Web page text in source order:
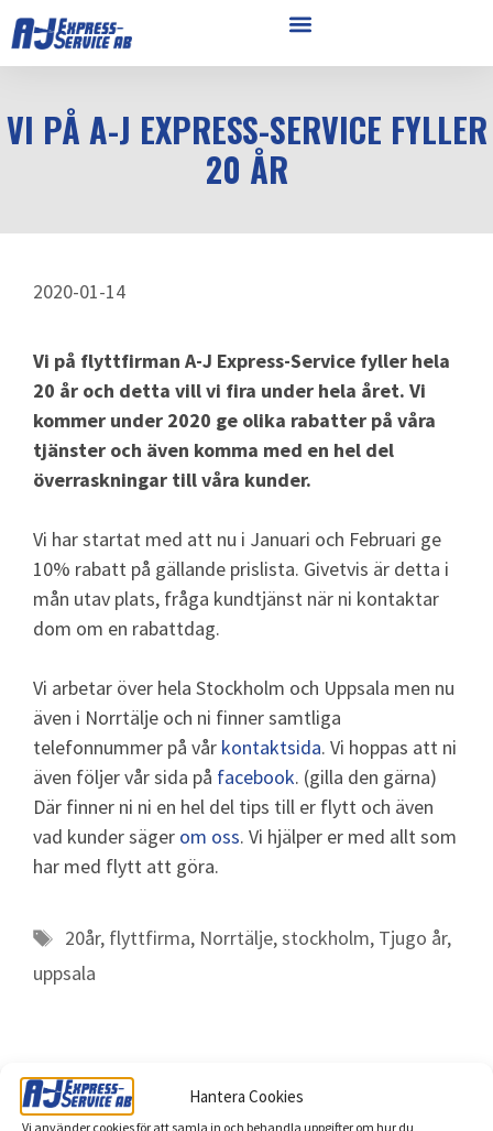
Hantera Cookies
Vi använder cookies för att samla in och behandla uppgifter om hur du
VI PÅ A-J EXPRESS-SERVICE FYLLER
20 ÅR
2020-01-14
Vi på flyttfirman A-J Express-Service fyller hela
20 år och detta vill vi fira under hela året. Vi
kommer under 2020 ge olika rabatter på våra
tjänster och även komma med en hel del
överraskningar till våra kunder.
Vi har startat med att nu i Januari och Februari ge
10% rabatt på gällande prislista. Givetvis är detta i
mån utav plats, fråga kundtjänst när ni kontaktar
dom om en rabattdag.
Vi arbetar över hela Stockholm och Uppsala men nu
även i Norrtälje och ni finner samtliga
telefonnummer på vår kontaktsida. Vi hoppas att ni
även följer vår sida på facebook. (gilla den gärna)
Där finner ni ni en hel del tips till er flytt och även
vad kunder säger om oss. Vi hjälper er med allt som
har med flytt att göra.
20år, flyttfirma, Norrtälje,stockholm, Tjugo år,
uppsala
Läs mer